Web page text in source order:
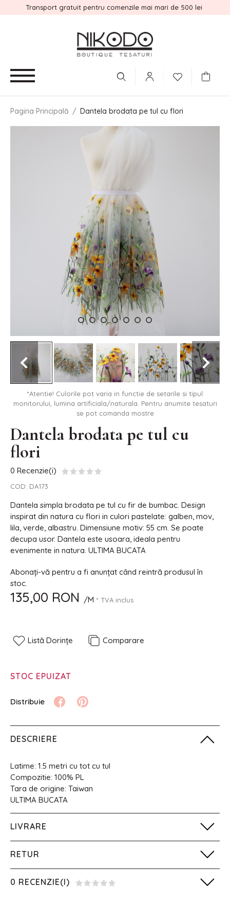
Transport gratuit pentru comenzile mai mari de 500 lei
Pagina Principală / Dantela brodata pe tul cu flori
*Atentie! Culorile pot varia in functie de setarile si tipul
monitorului, lumina artificiala/naturala. Pentru anumite tesaturi
se pot comanda mostre
Dantela brodata pe tul cu
flori
0 Recenzie(i)
COD: DA173
Dantela simpla brodata pe tul cu fir de bumbac. Design
inspirat din natura cu flori in culori pastelate: galben, mov,
lila, verde, albastru. Dimensiune motiv: 55 cm. Se poate
decupa usor. Dantela este usoara, ideala pentru
evenimente in natura. ULTIMA BUCATA
Abonați-vă pentru a fi anunțat când reintră produsul în
stoc.
135,00 RON /M * TVA inclus
Listă Dorințe Comparare
STOC EPUIZAT
DESCRIERE
Latime: 1.5 metri cu tot cu tul
Compozitie: 100% PL
Tara de origine: Taiwan
ULTIMA BUCATA
LIVRARE
RETUR
0 RECENZIE(I)